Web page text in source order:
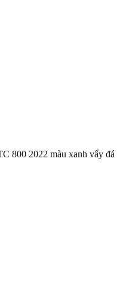
800 2022 màu xanh vẩy đá